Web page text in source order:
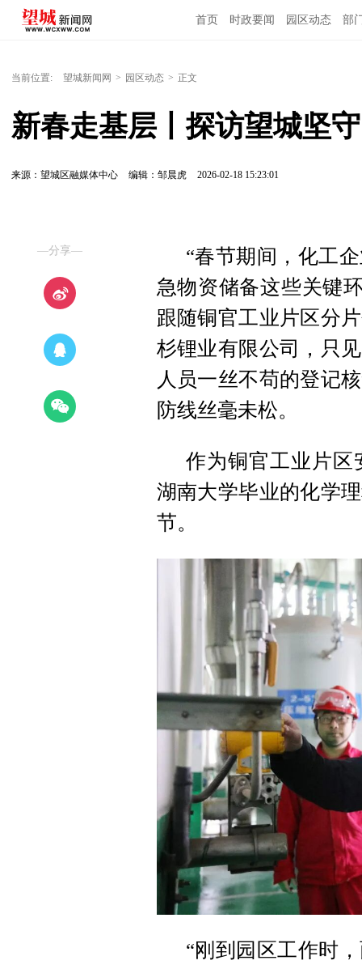
首页 时政要闻 园区动态 部
当前位置: 望城新闻网 > 园区动态 > 正文
新春走基层丨探访望城坚
来源：望城区融媒体中心 编辑：邹晨虎 2026-02-18 15:23:01
—分享—
“春节期间，化工
急物资储备这些关键
跟随铜官工业片区分
杉锂业有限公司，只
人员一丝不苟的登记
防线丝毫未松。
作为铜官工业片区
湖南大学毕业的化学
节。
“刚到园区工作时